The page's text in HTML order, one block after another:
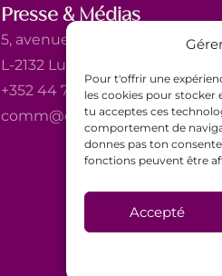
Pour t'offrir une
les cookies pour stocker
tu acceptes ces
comportement de
donnes pas ton
fonctions peuvent être
Accepté
Presse & Médias
5, avenue Marie-Thérèse
L-2132 Luxembourg
+352 44 743 340
comm@ewb.lu